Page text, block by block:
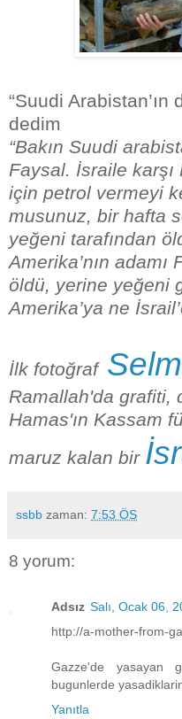
“Suudi Arabistan’ın
dedim
“Bakın Suudi
Faysal. İsraile karşı
için petrol vermeyi
musunuz, bir hafta
yeğeni tarafından
Amerika’nın
öldü, yerine yeğeni
Amerika’ya ne
İlk fotoğraf
Ramallah'da grafiti,
Hamas'ın Kassam
maruz kalan bir
ssbb zaman: 7:53 ÖS
8 yorum:
Adsız Salı, Ocak 06,
http://a-mother-from-
Gazze'de yasayan
bugunlerde
Yanıtla